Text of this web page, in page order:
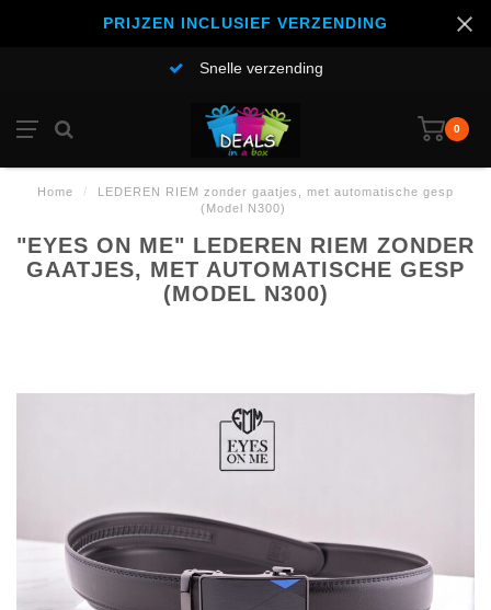
PRIJZEN INCLUSIEF VERZENDING
Snelle verzending
0
Home /
LEDEREN RIEM zonder gaatjes, met automatische gesp
(Model N300)
"EYES ON ME" LEDEREN RIEM ZONDER
GAATJES, MET AUTOMATISCHE GESP
(MODEL N300)